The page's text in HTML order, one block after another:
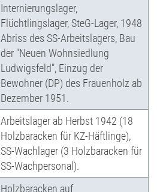
Internierungslager,
Flüchtlingslager, SteG-Lager, 1948
Abriss des SS-Arbeitslagers, Bau
der "Neuen Wohnsiedlung
Ludwigsfeld", Einzug der
Bewohner (DP) des Frauenholz ab
Dezember 1951.
Arbeitslager ab Herbst 1942 (18
Holzbaracken für KZ-Häftlinge),
SS-Wachlager (3 Holzbaracken für
SS-Wachpersonal).
Holzbaracken auf